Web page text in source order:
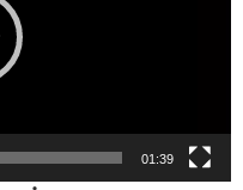
01:39